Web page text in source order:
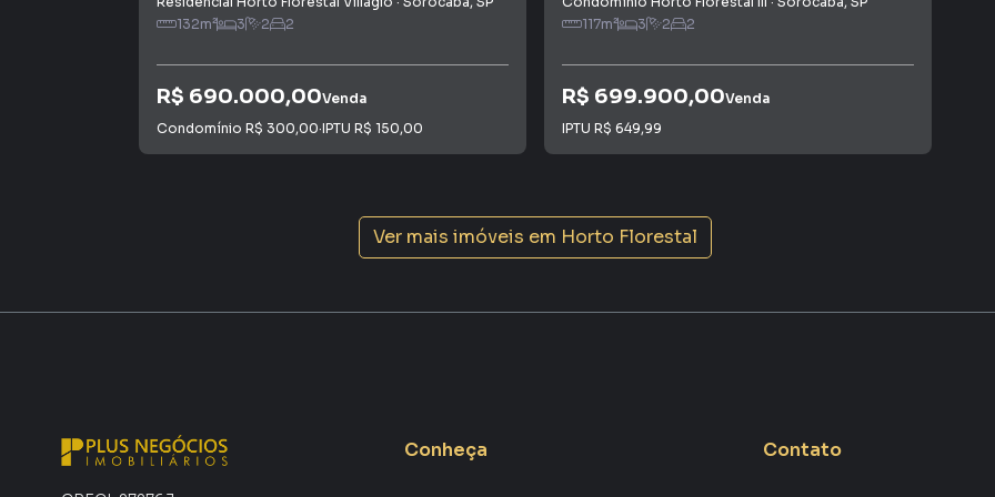
• Ambiente familiar
Localização
O Horto Florestal III está localizado em uma região de constante valorização na Zona Norte de
A poucos minutos de supermercados, escolas, farmácias, academias, restaurantes, postos de
combustível e diversos comércios, proporcionando praticidade e qualidade de vida para toda a família.
• Aceita veículos como parte do pagamento
132m² 3 2 2
R$ 690.000,00Venda
Condomínio R$ 300,00·IPTU R$ 150,00
117m² 3 2 2
R$ 699.900,00Venda
IPTU R$ 649,99
Ver mais imóveis em Horto Florestal
Conheça Contato